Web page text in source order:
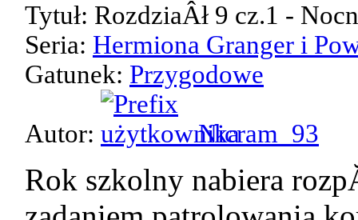
Tytuł: RozdziaÂł 9 cz.1 -
Seria: Hermiona Granger i
Gatunek: Przygodowe
Autor: Nicram_93
Rok szkolny nabiera